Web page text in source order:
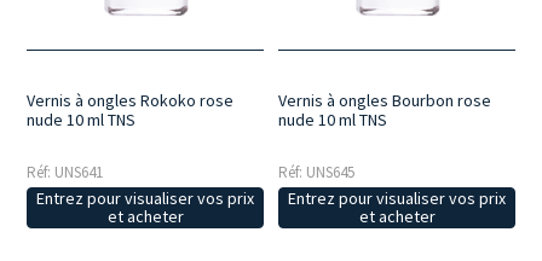
Des couleurs polyvalentes, du rose clair au fuchsia vif, avec
Vernis à ongles Rokoko rose
nude 10 ml TNS
Réf: UNS641
Entrez pour visualiser vos prix
et acheter
Vernis à ongles Bourbon rose
nude 10 ml TNS
Réf: UNS645
Entrez pour visualiser vos prix
et acheter